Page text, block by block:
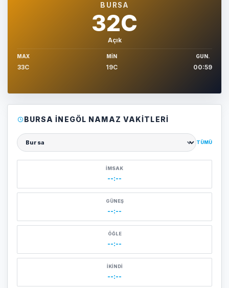
BURSA
32C
Açık
MAX
33C
MIN
19C
GUN.
00:59
BURSA İNEGÖL NAMAZ VAKITLERI
Şehir seçin
TÜMÜ
İMSAK
--:--
GÜNEŞ
--:--
ÖĞLE
--:--
İKINDI
--:--